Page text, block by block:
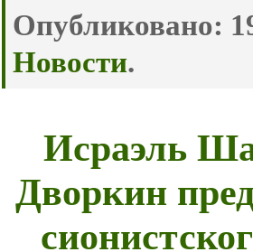
Опубликовано:
Новости.
Исраэль
Дворкин